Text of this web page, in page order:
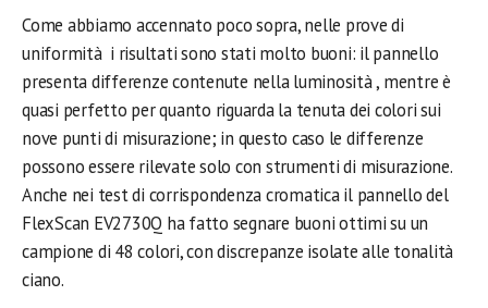
Come abbiamo accennato poco sopra, nelle prove di
uniformità i risultati sono stati molto buoni: il pannello
presenta differenze contenute nella luminosità , mentre è
quasi perfetto per quanto riguarda la tenuta dei colori sui
nove punti di misurazione; in questo caso le differenze
possono essere rilevate solo con strumenti di misurazione.
Anche nei test di corrispondenza cromatica il pannello del
FlexScan EV2730Q ha fatto segnare buoni ottimi su un
campione di 48 colori, con discrepanze isolate alle tonalità
ciano.